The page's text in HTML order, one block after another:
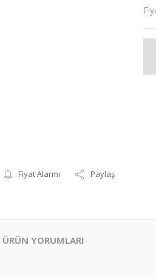
Fiyat Alarmı Paylaş
ÜRÜN YORUMLARI